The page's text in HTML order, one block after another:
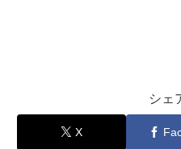
シェ
X